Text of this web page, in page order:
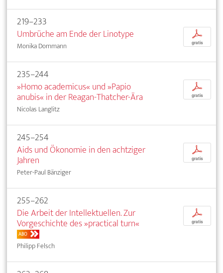
219–233
Umbrüche am Ende der Linotype
Monika Dommann
p
gratis
235–244
»Homo academicus« und »Papio
anubis« in der Reagan-Thatcher-Ära
Nicolas Langlitz
p
gratis
245–254
Aids und Ökonomie in den achtziger
Jahren
Peter-Paul Bänziger
p
gratis
255–262
Die Arbeit der Intellektuellen. Zur
Vorgeschichte des »practical turn«
ABO
Philipp Felsch
p
gratis